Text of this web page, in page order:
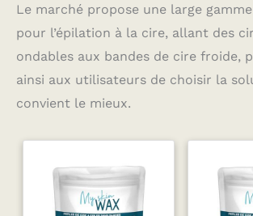
Le marché propose une large
pour l’épilation à la cire, allant des
ondables aux bandes de cire froide,
ainsi aux utilisateurs de choisir la
convient le mieux.